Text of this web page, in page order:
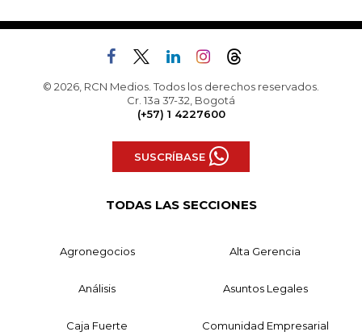
© 2026, RCN Medios. Todos los derechos reservados.
Cr. 13a 37-32, Bogotá
(+57) 1 4227600
SUSCRÍBASE
TODAS LAS SECCIONES
Agronegocios Alta Gerencia
Análisis Asuntos Legales
Caja Fuerte Comunidad Empresarial